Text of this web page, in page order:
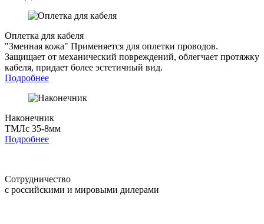
Оплетка для кабеля
"Змеиная кожа" Применяется для оплетки проводов.
Защищает от механический повреждений, облегчает протяжку
кабеля, придает более эстетичный вид.
Подробнее
Наконечник
ТМЛс 35-8мм
Подробнее
Сотрудничество
с российскими и мировыми дилерами